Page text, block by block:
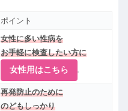
ポイント
女性に多い性病を
お手軽に検査したい方に
女性用はこちら
再発防止のために
のどもしっかり